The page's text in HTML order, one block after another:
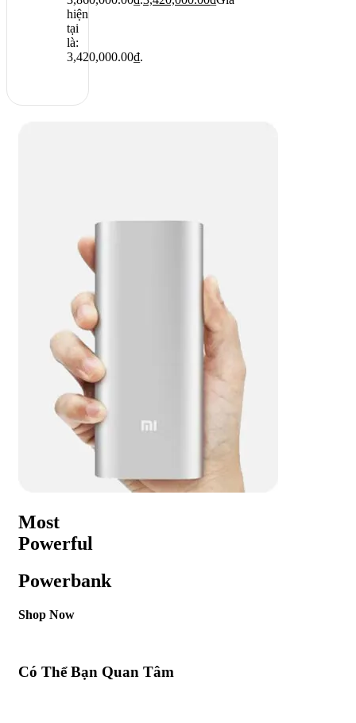
hiện
tại
là:
3,420,000.00₫.
Most
Powerful
Powerbank
Shop Now
Có Thể Bạn Quan Tâm